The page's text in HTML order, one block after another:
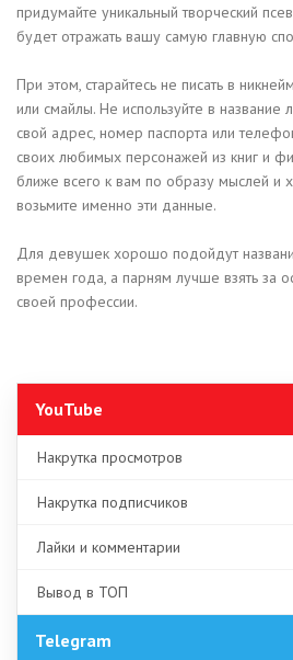
придумайте уникальный творческий
будет отражать вашу самую главную
При этом, старайтесь не писать в
или смайлы. Не используйте в
свой адрес, номер паспорта или
своих любимых персонажей из книг и
ближе всего к вам по образу мыслей и
возьмите именно эти данные.
Для девушек хорошо подойдут
времен года, а парням лучше взять за
своей профессии.
YouTube
Накрутка просмотров
Накрутка подписчиков
Лайки и комментарии
Вывод в ТОП
Telegram